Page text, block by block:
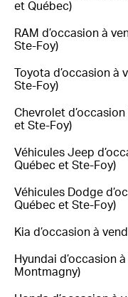
et Québec)
RAM d’occasion à
Ste-Foy)
Toyota d’occasion à
Ste-Foy)
Chevrolet
et Ste-Foy)
Véhicules Jeep
Québec et Ste-Foy)
Véhicules Dodge
Québec et Ste-Foy)
Kia d’occasion à
Hyundai d’occasion
Montmagny)